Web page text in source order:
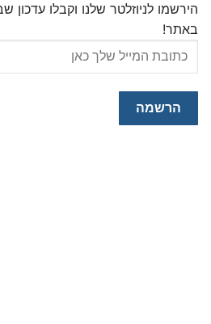
הירשמו לניוזלטר שלנו וקבלו עדכון
באתר!